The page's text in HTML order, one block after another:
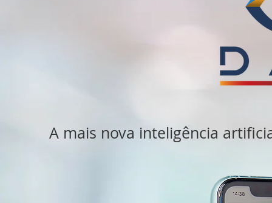
A mais nova inteligência